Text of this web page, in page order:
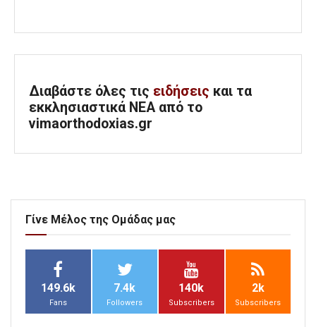
Διαβάστε όλες τις ειδήσεις και τα
εκκλησιαστικά ΝΕΑ από το
vimaorthodoxias.gr
Γίνε Μέλος της Ομάδας μας
149.6k
Fans
7.4k
Followers
140k
Subscribers
2k
Subscribers